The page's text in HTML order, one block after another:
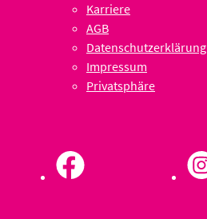
Karriere
AGB
Datenschutzerklärung
Impressum
Privatsphäre